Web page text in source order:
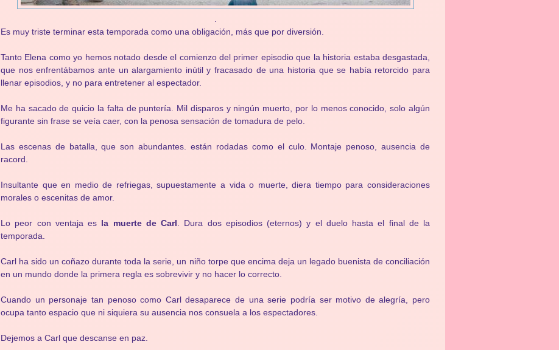
Es muy triste terminar esta temporada como una obligación, más que por diversión.
Tanto Elena como yo hemos notado desde el comienzo del primer episodio que la historia estaba desgastada,
que nos enfrentábamos ante un alargamiento inútil y fracasado de una historia que se había retorcido para
llenar episodios, y no para entretener al espectador.
Me ha sacado de quicio la falta de puntería. Mil disparos y ningún muerto, por lo menos conocido, solo algún
figurante sin frase se veía caer, con la penosa sensación de tomadura de pelo.
Las escenas de batalla, que son abundantes. están rodadas como el culo. Montaje penoso, ausencia de
racord.
Insultante que en medio de refriegas, supuestamente a vida o muerte, diera tiempo para consideraciones
morales o escenitas de amor.
Lo peor con ventaja es la muerte de Carl . Dura dos episodios (eternos) y el duelo hasta el final de la
temporada.
Carl ha sido un coñazo durante toda la serie, un niño torpe que encima deja un legado buenista de conciliación
en un mundo donde la primera regla es sobrevivir y no hacer lo correcto.
Cuando un personaje tan penoso como Carl desaparece de una serie podría ser motivo de alegría, pero
ocupa tanto espacio que ni siquiera su ausencia nos consuela a los espectadores.
Dejemos a Carl que descanse en paz.